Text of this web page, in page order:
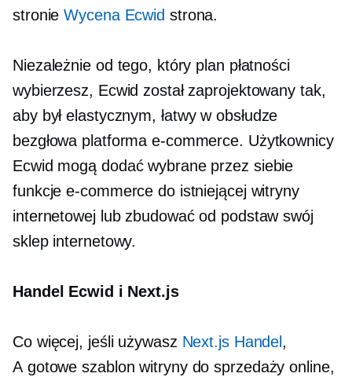
stronieWycena Ecwid strona.
Niezależnie od tego, który plan płatności
wybierzesz, Ecwid został zaprojektowany tak,
aby był elastycznym, łatwy w obsłudze
bezgłowa platforma e-commerce. Użytkownicy
Ecwid mogą dodać wybrane przez siebie
funkcje e-commerce do istniejącej witryny
internetowej lub zbudować od podstaw swój
sklep internetowy.
Handel Ecwid i Next.js
Co więcej, jeśli używasz Next.js Handel ,
A gotowe szablon witryny do sprzedaży online,